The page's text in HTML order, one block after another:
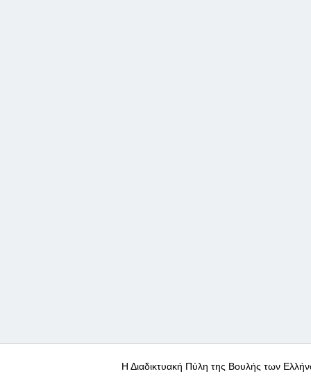
Η Διαδικτυακή Πύλη της Βουλής των